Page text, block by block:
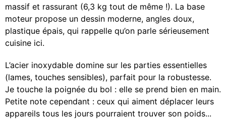
massif et rassurant (6,3 kg tout de même !). La base
moteur propose un dessin moderne, angles doux,
plastique épais, qui rappelle qu’on parle sérieusement
cuisine ici.
L’acier inoxydable domine sur les parties essentielles
(lames, touches sensibles), parfait pour la robustesse.
Je touche la poignée du bol : elle se prend bien en main.
Petite note cependant : ceux qui aiment déplacer leurs
appareils tous les jours pourraient trouver son poids...